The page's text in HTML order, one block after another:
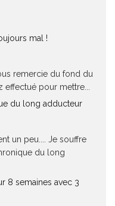
mal !
remercie du fond du
pour mettre...
du long adducteur
un peu.... Je souffre
du long
8 semaines avec 3